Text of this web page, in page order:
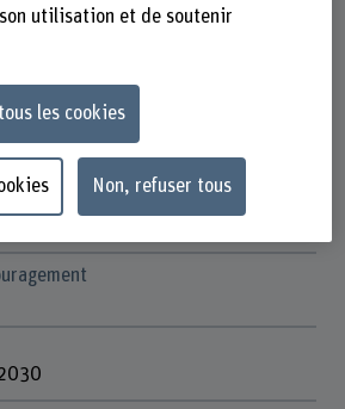
agronomiques, forestières et
utilisation et de soutenir
les cookies
Non, refuser tous